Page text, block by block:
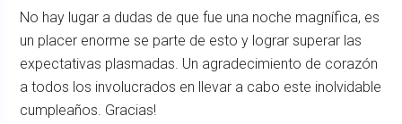
No hay lugar a dudas de que fue una noche magnífica, es
un placer enorme se parte de esto y lograr superar las
expectativas plasmadas. Un agradecimiento de corazón
a todos los involucrados en llevar a cabo este inolvidable
cumpleaños. Gracias!